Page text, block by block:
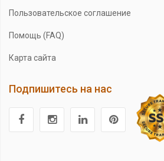
Пользовательское соглашение
Помощь (FAQ)
Карта сайта
Подпишитесь на нас